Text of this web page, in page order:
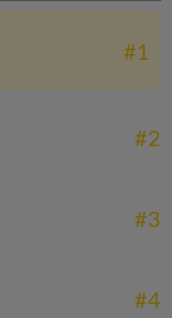
#1
#2
#3
#4